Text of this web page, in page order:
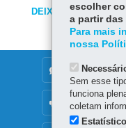
DEIXE SUA OPINIÃO
DENUNCIE
OUVIDORIA
escolher
a partir
Para mais
nossa
Sem esse
funciona
coletam